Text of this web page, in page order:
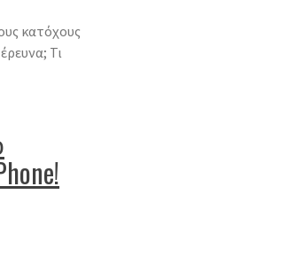
κατόχους
Τι